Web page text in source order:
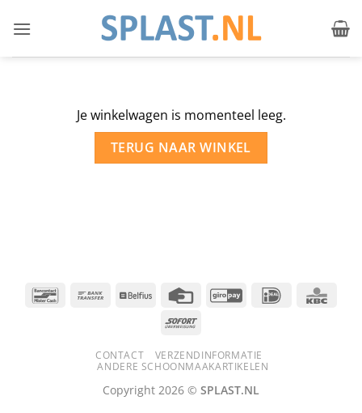
naar
Je winkelwagen is momenteel leeg.
TERUG NAAR WINKEL
BancontactBank
Belfius
Credit
GiroPay IDeal
Sofort
CONTACT
VERZENDINFORMATIE
ANDERE SCHOONMAAKARTIKELEN
Copyright 2026 © SPLAST.NL